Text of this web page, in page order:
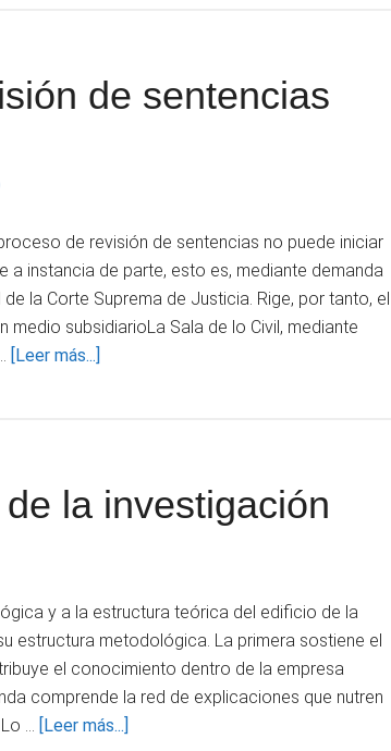
obligación
que
supuesto
artículo
de sentencias
de revisión de sentencias no puede iniciar
a instancia de parte, esto es, mediante demanda
la Corte Suprema de Justicia. Rige, por tanto, el
medio subsidiarioLa Sala de lo Civil, mediante
[Leer más...]
revisión
de
(Parte
Final)
la investigación
y a la estructura teórica del edificio de la
estructura metodológica. La primera sostiene el
el conocimiento dentro de la empresa
comprende la red de explicaciones que nutren
…
[Leer más...]